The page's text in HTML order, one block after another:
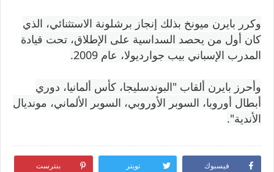
وكرر بايرن ميونخ بذلك إنجاز برشلونة الاستثنائي، الذي
كان أول من يحصد السداسية على الإطلاق، تحت قيادة
المدرب الإسباني بيب جوارديولا، عام 2009.
وأحرز بايرن ألقاب "البوندسليجا، كأس ألمانيا، دوري
أبطال أوروبا، السوبر الأوروبي، السوبر الألماني، مونديال
الأندية".
فيسبوك تويتر بنترست